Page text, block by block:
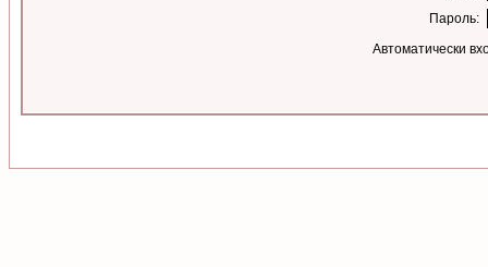
Пароль:
Автоматически